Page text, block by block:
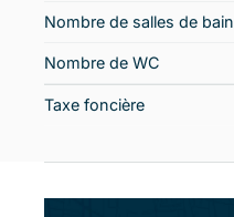
Nombre de salles de bain
Nombre de WC
Taxe foncière